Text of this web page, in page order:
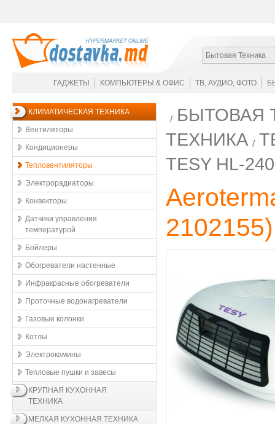
Бытовая Техника
ГАДЖЕТЫ КОМПЬЮТЕРЫ & ОФИС ТВ, АУДИО, ФОТО
КЛИМАТИЧЕСКАЯ ТЕХНИКА
Вентиляторы
Кондиционеры
Тепловентиляторы
Электрорадиаторы
Конвекторы
Датчики управления
температурой
Бойлеры
Обогреватели настенные
Инфракрасные обогреватели
Проточные водонагреватели
Газовые колонки
Котлы
Электрокамины
Тепловые пушки и завесы
КРУПНАЯ КУХОННАЯ
ТЕХНИКА
МЕЛКАЯ КУХОННАЯ ТЕХНИКА
БЫТОВАЯ
ТЕХНИКА
TESY HL-
2102155)